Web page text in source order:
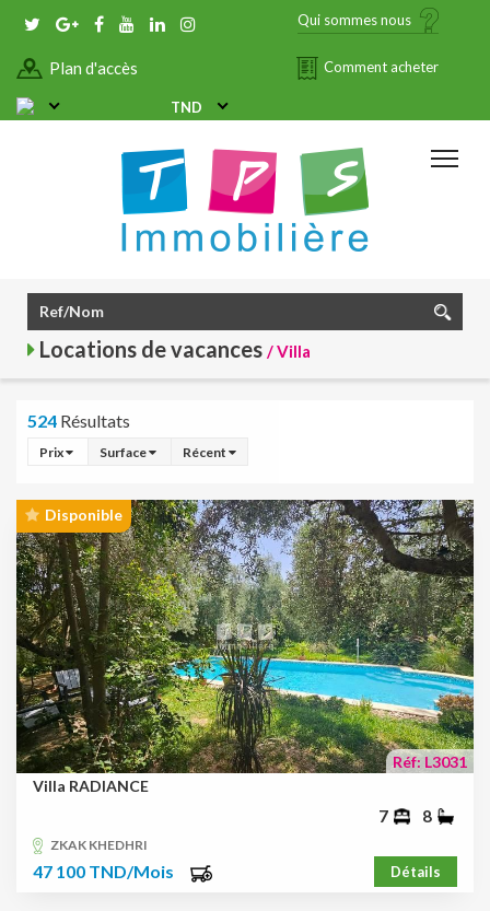
Qui sommes nous
Plan d'accès Comment acheter
TND
Locations de vacances / Villa
524 Résultats
Prix Surface Récent
Disponible
Réf: L3031
Villa RADIANCE
7 8
ZKAK KHEDHRI
47 100 TND/Mois Détails